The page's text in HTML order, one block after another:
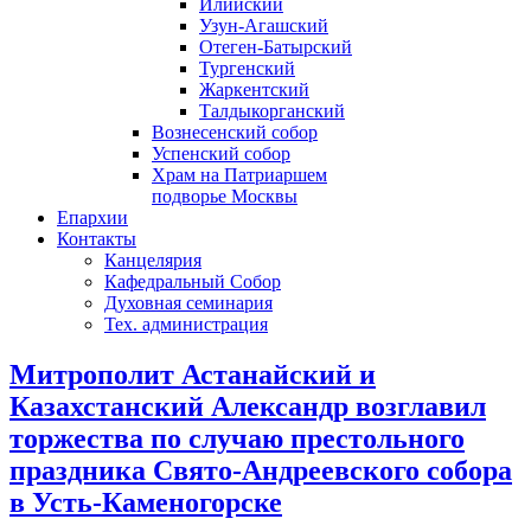
Узун-Агашский
Отеген-Батырский
Тургенский
Жаркентский
Талдыкорганский
Вознесенский собор
Успенский собор
Храм на Патриаршем
подворье Москвы
Епархии
Контакты
Канцелярия
Кафедральный Собор
Духовная семинария
Тех. администрация
Митрополит Астанайский и
Казахстанский Александр возглавил
торжества по случаю престольного
праздника Свято-Андреевского собора
в Усть-Каменогорске